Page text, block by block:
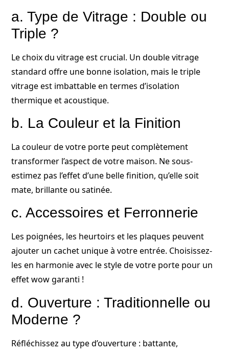
a. Type de Vitrage : Double ou
Triple ?
Le choix du vitrage est crucial. Un double vitrage
standard offre une bonne isolation, mais le triple
vitrage est imbattable en termes d’isolation
thermique et acoustique.
b. La Couleur et la Finition
La couleur de votre porte peut complètement
transformer l’aspect de votre maison. Ne sous-
estimez pas l’effet d’une belle finition, qu’elle soit
mate, brillante ou satinée.
c. Accessoires et Ferronnerie
Les poignées, les heurtoirs et les plaques peuvent
ajouter un cachet unique à votre entrée. Choisissez-
les en harmonie avec le style de votre porte pour un
effet wow garanti !
d. Ouverture : Traditionnelle ou
Moderne ?
Réfléchissez au type d’ouverture : battante,